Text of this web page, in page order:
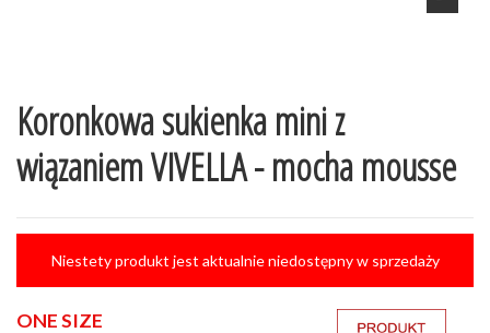
Koronkowa sukienka mini z
wiązaniem VIVELLA - mocha mousse
Niestety produkt jest aktualnie niedostępny w sprzedaży
ONE SIZE